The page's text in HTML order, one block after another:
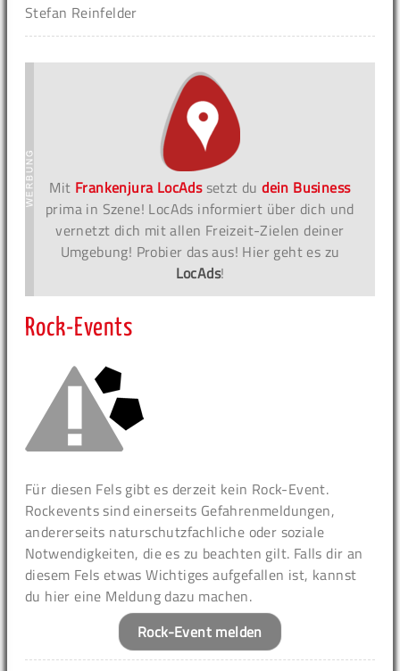
Stefan Reinfelder
Mit Frankenjura LocAdssetzt dudein Business
prima in Szene! LocAds informiert über dich und
vernetzt dich mit allen Freizeit-Zielen deiner
Umgebung! Probier das aus! Hier geht es zu
LocAds!
Rock-Events
Für diesen Fels gibt es derzeit kein Rock-Event.
Rockevents sind einerseits Gefahrenmeldungen,
andererseits naturschutzfachliche oder soziale
Notwendigkeiten, die es zu beachten gilt. Falls dir an
diesem Fels etwas Wichtiges aufgefallen ist, kannst
du hier eine Meldung dazu machen.
Rock-Event melden